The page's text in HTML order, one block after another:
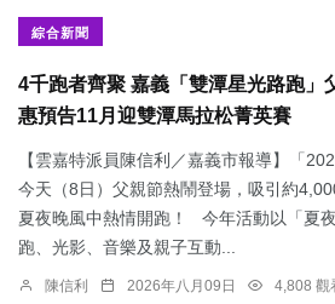
綜合新聞
4千跑者齊聚 嘉義「雙潭星光路跑」
惠預告11月迎雙潭馬拉松菁英賽
【雲嘉特派員陳信利／嘉義市報導】「
今天（8日）父親節熱鬧登場，吸引約
夏夜晚風中熱情開跑！ 今年活動以「夏
跑、光影、音樂及親子互動...
陳信利 2026年八月09日 4,808 觀